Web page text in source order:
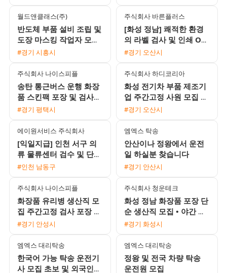
월드앤클래스(주)
반도체 부품 설비 조립 및
도장 마스킹 작업자 모집
초보 가능
#경기 시흥시
주식회사 바른플러스
[화성 정남] 쾌적한 환경
의 라벨 검사 및 인쇄 OP
모집 (통근버스 운행)
#경기 오산시
주식회사 나이스피플
송탄 통근버스 운행 화장
품 스킨팩 포장 및 검사
사원 모집 일급 166875
#경기 평택시
주식회사 하디코리아
화성 전기차 부품 제조기
업 주간고정 사원 모집 초
보 및 교포 가능
#경기 오산시
에이원서비스 주식회사
[익일지급] 인천 서구 의
류 물류센터 검수 및 단순
포장 사원 모집 (시급
#인천 남동구
엠엑스 탁송
안산이나 정왕에서 운전
일 하실분 찾습니다
#경기 안산시
주식회사 나이스피플
화장품 유리병 생산직 모
집 주간고정 검사 포장 선
별 유류비 지원 및 동반
#경기 안성시
주식회사 청운테크
화성 정남 화장품 포장 단
순 생산직 모집 • 야간 월
350만원 이상 • 상여 100
#경기 화성시
엠엑스 대리탁송
한국어 가능 탁송 운전기
사 모집 초보 및 외국인
엠엑스 대리탁송
정왕 및 전국 차량 탁송
운전원 모집